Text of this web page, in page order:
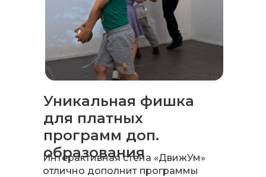
Уникальная фишка
для платных
программ доп.
образования
Интерактивная стена «ДвижУм»
отлично дополнит программы